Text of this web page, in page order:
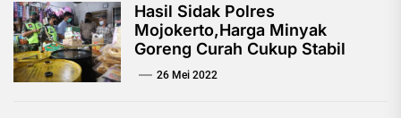
Hasil Sidak Polres
Mojokerto,Harga Minyak
Goreng Curah Cukup Stabil
26 Mei 2022